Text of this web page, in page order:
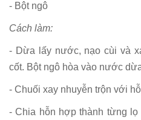
- Bột ngô
Cách làm:
- Dừa lấy nước, nạo cùi và
cốt. Bột ngô hòa vào nước
- Chuối xay nhuyễn trộn với
- Chia hỗn hợp thành từng